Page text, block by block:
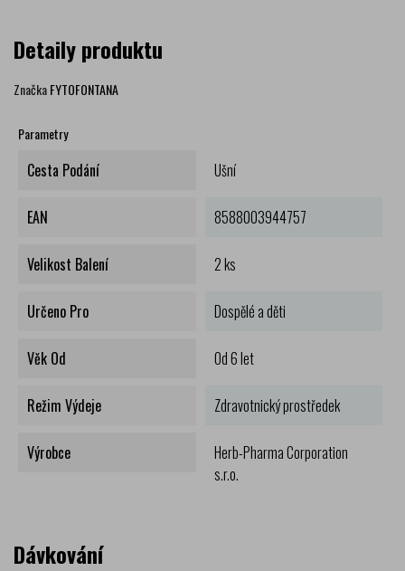
Detaily produktu
ZnačkaFYTOFONTANA
Parametry
Cesta Podání Ušní
EAN 8588003944757
Velikost Balení 2 ks
Určeno Pro Dospělé a děti
Věk Od Od 6 let
Režim Výdeje Zdravotnický prostředek
Výrobce
Herb-Pharma Corporation
s.r.o.
Dávkování